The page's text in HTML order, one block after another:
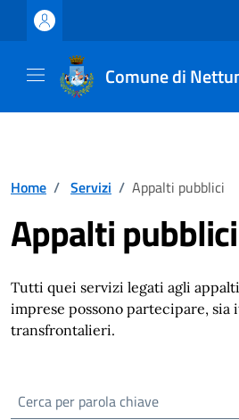
Vai ai contenuti
Vai al footer
Comune di
Home / Servizi / Appalti pubblici
Appalti pubblici
Tutti quei servizi legati agli
imprese possono partecipare, sia
transfrontalieri.
cerca